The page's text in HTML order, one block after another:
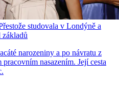
studovala v Londýně a
základů
narozeniny a po návratu z
nasazením. Její cesta